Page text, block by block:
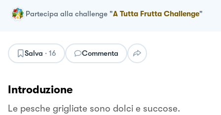
Partecipa alla challenge "A Tutta Frutta Challenge"
Salva · 16 Commenta
Introduzione
Le pesche grigliate sono dolci e succose.